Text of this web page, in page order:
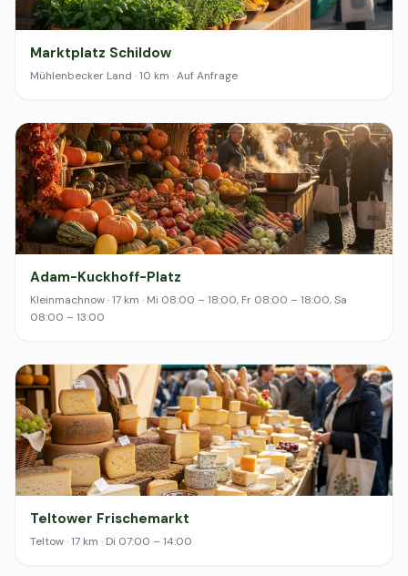
Marktplatz Schildow
Mühlenbecker Land · 10 km · Auf Anfrage
Adam-Kuckhoff-Platz
Kleinmachnow · 17 km · Mi 08:00 – 18:00, Fr 08:00 – 18:00, Sa
08:00 – 13:00
Teltower Frischemarkt
Teltow · 17 km · Di 07:00 – 14:00